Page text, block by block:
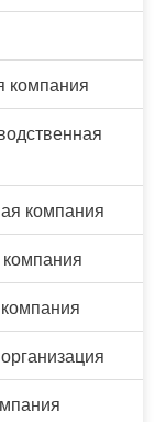
компания
компания